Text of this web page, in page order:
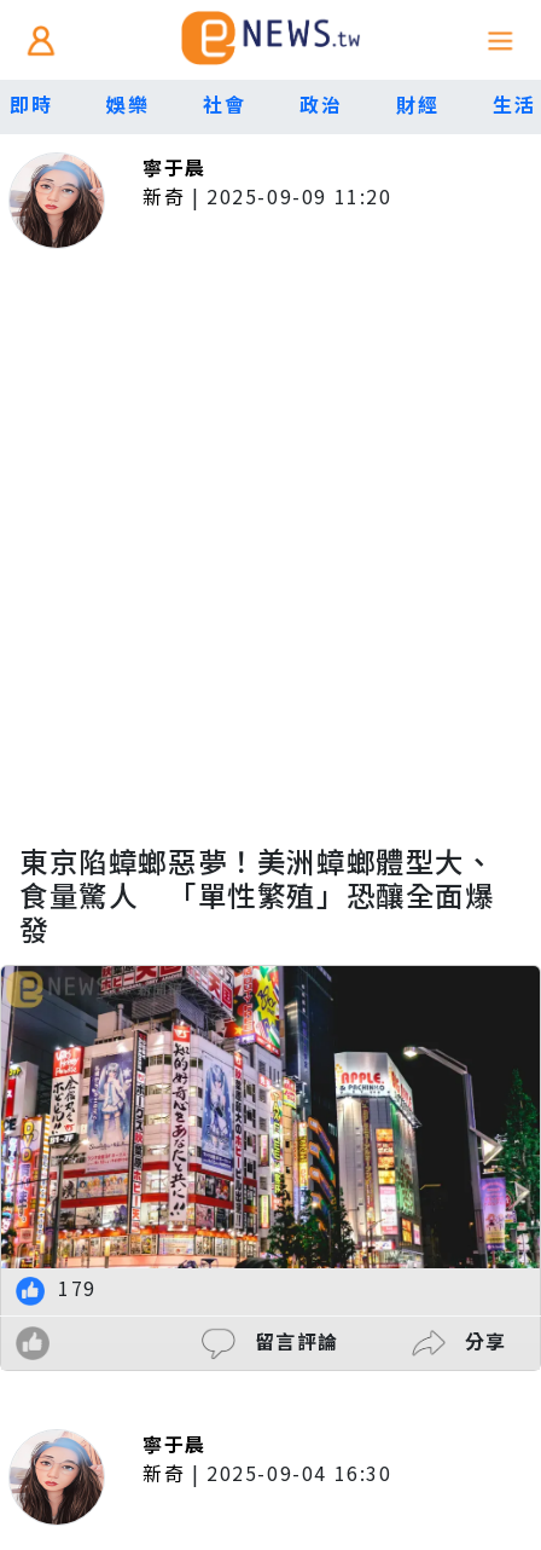
即時 娛樂 社會 政治 財經 生活
寧于晨
新奇 | 2025-09-09 11:20
東京陷蟑螂惡夢！美洲蟑螂體型大、
食量驚人 「單性繁殖」恐釀全面爆
發
179
留言評論
分享
寧于晨
新奇 | 2025-09-04 16:30